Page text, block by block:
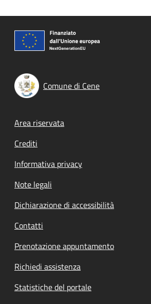
Comune di Cene
Footer menu
Area riservata
Crediti
Informativa privacy
Note legali
Dichiarazione di accessibilità
Contatti
Prenotazione appuntamento
Richiedi assistenza
Statistiche del portale